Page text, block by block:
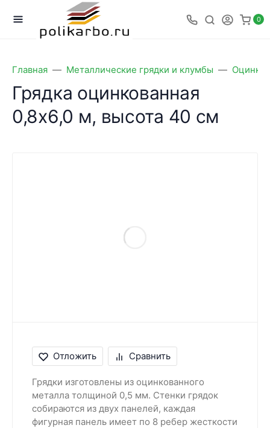
0
Главная Металлические грядки и клумбы
Грядка оцинкованная
0,8х6,0 м, высота 40 см
Отложить Сравнить
Грядки изготовлены из оцинкованного
металла толщиной 0,5 мм. Стенки грядок
собираются из двух панелей, каждая
фигурная панель имеет по 8 ребер жесткости